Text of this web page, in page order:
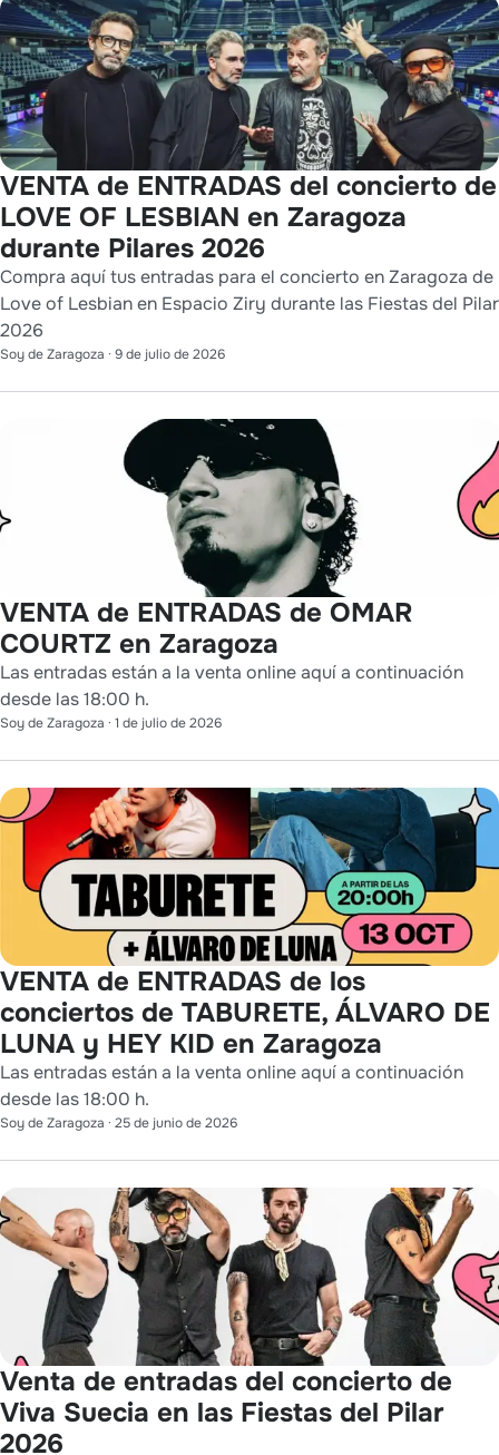
VENTA de ENTRADAS del concierto de
LOVE OF LESBIAN en Zaragoza
durante Pilares 2026
Compra aquí tus entradas para el concierto en Zaragoza de
Love of Lesbian en Espacio Ziry durante las Fiestas del Pilar
2026
Soy de Zaragoza · 9 de julio de 2026
VENTA de ENTRADAS de OMAR
COURTZ en Zaragoza
Las entradas están a la venta online aquí a continuación
desde las 18:00 h.
Soy de Zaragoza · 1 de julio de 2026
VENTA de ENTRADAS de los
conciertos de TABURETE, ÁLVARO DE
LUNA y HEY KID en Zaragoza
Las entradas están a la venta online aquí a continuación
desde las 18:00 h.
Soy de Zaragoza · 25 de junio de 2026
Venta de entradas del concierto de
Viva Suecia en las Fiestas del Pilar
2026